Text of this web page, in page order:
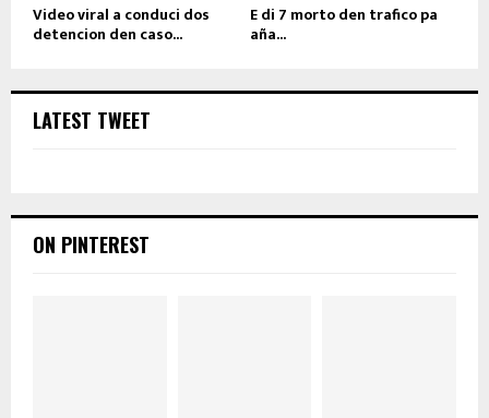
Video viral a conduci dos
detencion den caso...
E di 7 morto den trafico pa
aña...
LATEST TWEET
ON PINTEREST